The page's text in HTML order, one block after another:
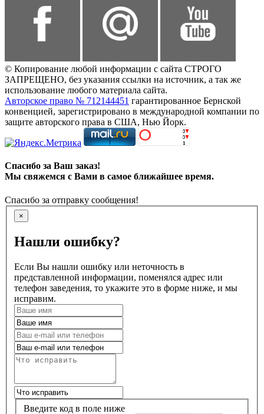
© Копирование любой информации с сайта СТРОГО
ЗАПРЕЩЕНО, без указания ссылки на источник, а так же
использование любого материала сайта.
Авторское право № 712144451 гарантированное Бернской
конвенцией, зарегистрировано в международной компании по
защите авторского права в США, Нью Йорк.
Спасибо за Ваш заказ!
Мы свяжемся с Вами в самое ближайшее время.
Спасибо за отправку сообщения!
×
Нашли ошибку?
Если Вы нашли ошибку или неточность в
представленной информации, поменялся адрес или
телефон заведения, то укажите это в форме ниже, и мы
исправим.
Введите код в поле ниже